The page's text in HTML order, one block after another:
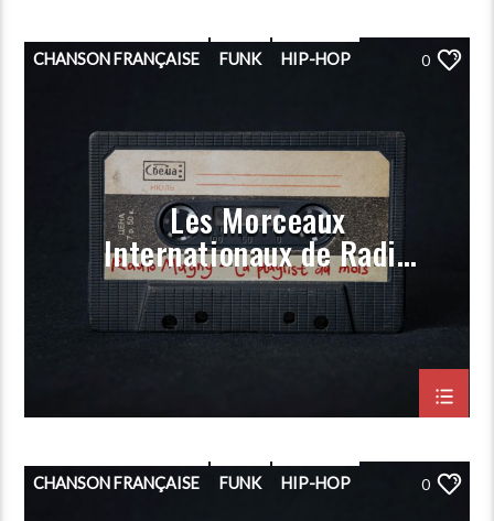
CHANSON FRANÇAISE FUNK HIP-HOP
ROCK
0
Les Morceaux
Internationaux de Radio
Magny (Prog Novembre
2023)
CHANSON FRANÇAISE FUNK HIP-HOP 0